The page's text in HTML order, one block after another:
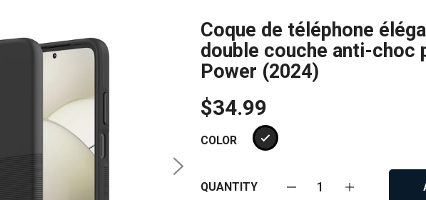
Coque de téléphone
double couche anti-choc
Power (2024)
$34.99
COLOR
QUANTITY